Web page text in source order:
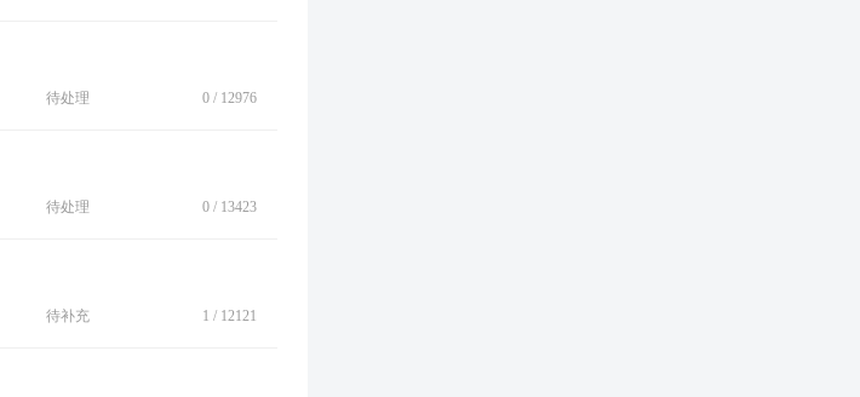
待处理 0 / 12976
待处理 0 / 13423
待补充 1 / 12121